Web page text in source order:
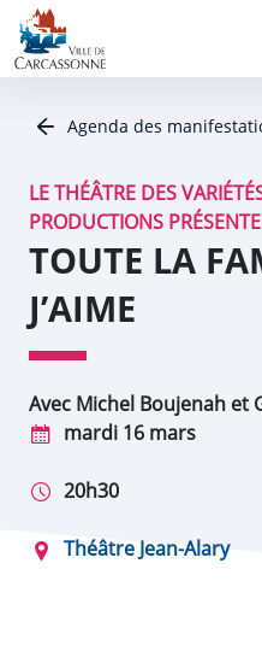
Aller au contenu
Aller au menu
Aller au plan du site
Aller à la recherche
Agenda des
LE THÉÂTRE DES
PRODUCTIONS
TOUTE LA
J’AIME
Avec Michel Boujenah et
mardi 16 mars
20h30
Théâtre Jean-Alary
Panneau de gestion des